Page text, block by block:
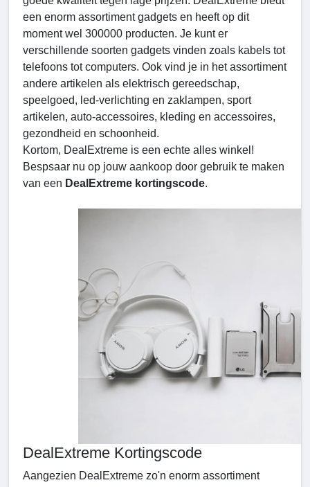
een enorm assortiment gadgets en heeft op dit
moment wel 300000 producten. Je kunt er
verschillende soorten gadgets vinden zoals kabels tot
telefoons tot computers. Ook vind je in het assortiment
andere artikelen als elektrisch gereedschap,
speelgoed, led-verlichting en zaklampen, sport
artikelen, auto-accessoires, kleding en accessoires,
gezondheid en schoonheid.
Kortom, DealExtreme is een echte alles winkel!
Bespsaar nu op jouw aankoop door gebruik te maken
van een DealExtreme kortingscode.
DealExtreme Kortingscode
Aangezien DealExtreme zo'n enorm assortiment